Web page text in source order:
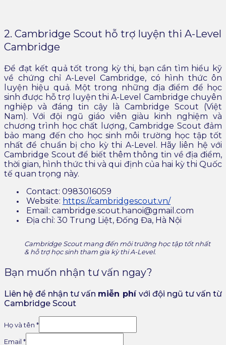
2. Cambridge Scout hỗ trợ luyện thi A-Level
Cambridge
Để đạt kết quả tốt trong kỳ thi, bạn cần tìm hiểu kỹ
về chứng chỉ A-Level Cambridge, có hình thức ôn
luyện hiệu quả. Một trong những địa điểm để học
sinh được hỗ trợ luyện thi A-Level Cambridge chuyên
nghiệp và đáng tin cậy là Cambridge Scout (Việt
Nam). Với đội ngũ giáo viên giàu kinh nghiệm và
chương trình học chất lượng, Cambridge Scout đảm
bảo mang đến cho học sinh môi trường học tập tốt
nhất để chuẩn bị cho kỳ thi A-Level. Hãy liên hệ với
Cambridge Scout để biết thêm thông tin về địa điểm,
thời gian, hình thức thi và qui định của hai kỳ thi Quốc
tế quan trọng này.
Contact: 0983016059
Website: https://cambridgescout.vn/
Email: cambridge.scout.hanoi@gmail.com
Địa chỉ: 30 Trung Liệt, Đống Đa, Hà Nội
Cambridge Scout mang đến môi trường học tập tốt nhất
& hỗ trợ học sinh tham gia kỳ thi A-Level.
Bạn muốn nhận tư vấn ngay?
Liên hệ để nhận tư vấn miễn phí với đội ngũ tư vấn từ
Cambridge Scout
Họ và tên *
Email *